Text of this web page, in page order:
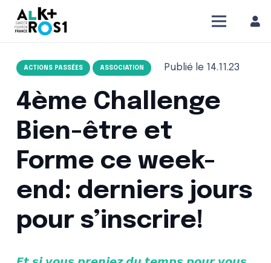
ACTIONS PASSÉES ASSOCIATION Publié le 14.11.23
4ème Challenge
Bien-être et
Forme ce week-
end: derniers jours
pour s’inscrire!